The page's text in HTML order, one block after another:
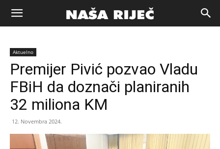
Naša
riječ
Zenica
Aktuelno
Premijer Pivić pozvao Vladu
FBiH da doznači planiranih
32 miliona KM
12. Novembra 2024.